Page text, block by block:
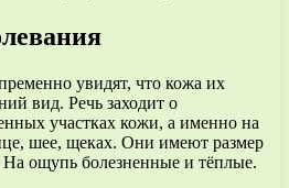
увидят, что кожа их
вид. Речь заходит о
участках кожи, а именно на
шее, щеках. Они имеют размер
На ощупь болезненные и тёплые.